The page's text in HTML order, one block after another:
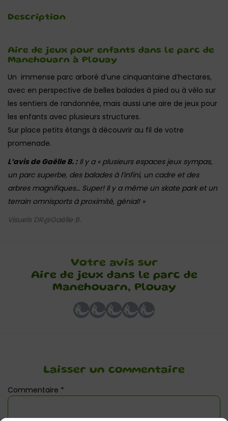
Description
Aire de jeux pour enfants dans le parc de
Manehouarn à Plouay
Un immense parc arboré d’une cinquantaine d’hectares,
avec en perspective de belles balades à pied ou à vélo sur
les sentiers de randonnée, mais aussi une aire de jeux pour
les enfants avec plusieurs structures.
Sur place petits étangs à découvrir au fil de votre
promenade.
L’avis de Gaëlle B. : Il y a « plusieurs espaces jeux sympas,
un parc superbe, des balades à l’infini, un cadre et des
arbres magnifiques… Super! Il y a même un skate park et un
terrain omnisports à proximité, génial! »
Visuels DR@Gaëlle B.
Votre avis sur
Aire de jeux dans le parc de
Manehouarn, Plouay
Laisser un commentaire
Commentaire *